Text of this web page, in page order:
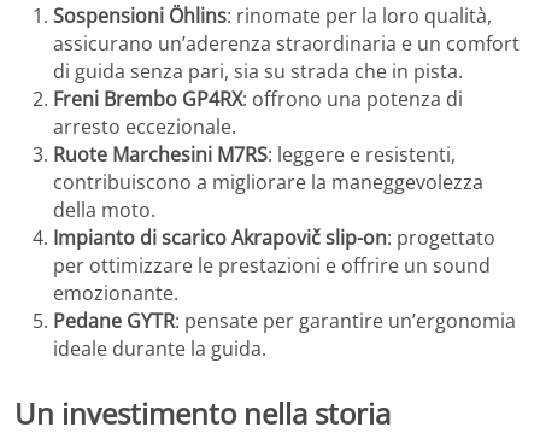
Sospensioni Öhlins: rinomate per la loro qualità,
assicurano un’aderenza straordinaria e un comfort
di guida senza pari, sia su strada che in pista.
Freni Brembo GP4RX: offrono una potenza di
arresto eccezionale.
Ruote Marchesini M7RS: leggere e resistenti,
contribuiscono a migliorare la maneggevolezza
della moto.
Impianto di scarico Akrapovič slip-on: progettato
per ottimizzare le prestazioni e offrire un sound
emozionante.
Pedane GYTR: pensate per garantire un’ergonomia
ideale durante la guida.
Un investimento nella storia